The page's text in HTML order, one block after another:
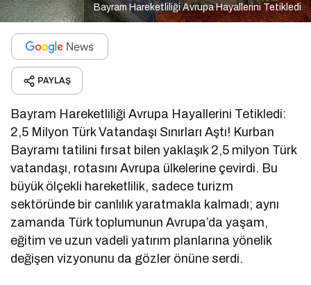
Bayram Hareketliliği Avrupa Hayallerini Tetikledi
PAYLAŞ
Bayram Hareketliliği Avrupa Hayallerini Tetikledi:
2,5 Milyon Türk Vatandaşı Sınırları Aştı! Kurban
Bayramı tatilini fırsat bilen yaklaşık 2,5 milyon Türk
vatandaşı, rotasını Avrupa ülkelerine çevirdi. Bu
büyük ölçekli hareketlilik, sadece turizm
sektöründe bir canlılık yaratmakla kalmadı; aynı
zamanda Türk toplumunun Avrupa’da yaşam,
eğitim ve uzun vadeli yatırım planlarına yönelik
değişen vizyonunu da gözler önüne serdi.